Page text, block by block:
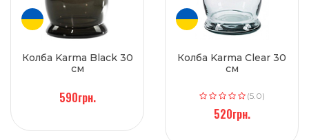
Колба Karma Black 30
см
590грн.
Колба Karma Clear 30
см
(5.0)
520грн.